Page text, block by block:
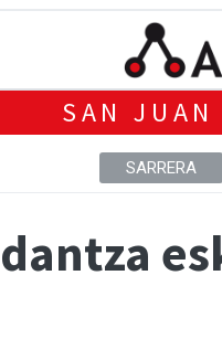
SAN
SARRERA